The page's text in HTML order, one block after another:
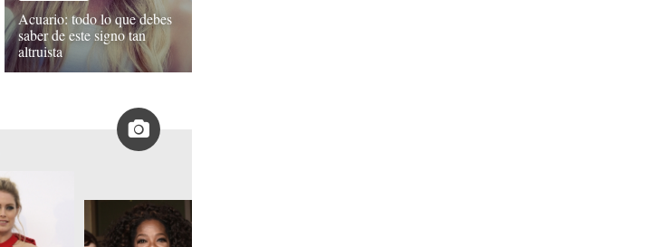
Acuario: todo lo que debes
saber de este signo tan
altruista